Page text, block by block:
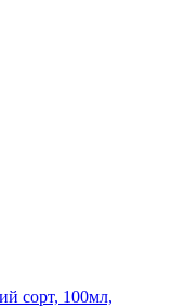
сорт, 100мл,